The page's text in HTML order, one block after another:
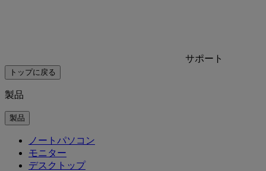
サポート
トップに戻る
製品
製品
ノートパソコン
モニター
デスクトップ